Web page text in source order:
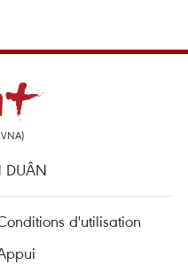
DUÂN
d'utilisation